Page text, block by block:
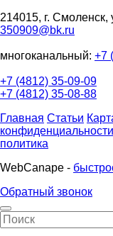
214015, г. Смоленск,
350909@bk.ru
многоканальный: +7
+7 (4812) 35-09-09
+7 (4812) 35-08-88
Главная Статьи
конфиденциальности
политика
WebCanape -
Обратный звонок